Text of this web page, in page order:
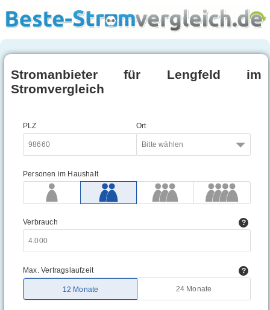
Stromanbieter für Lengfeld im
Stromvergleich